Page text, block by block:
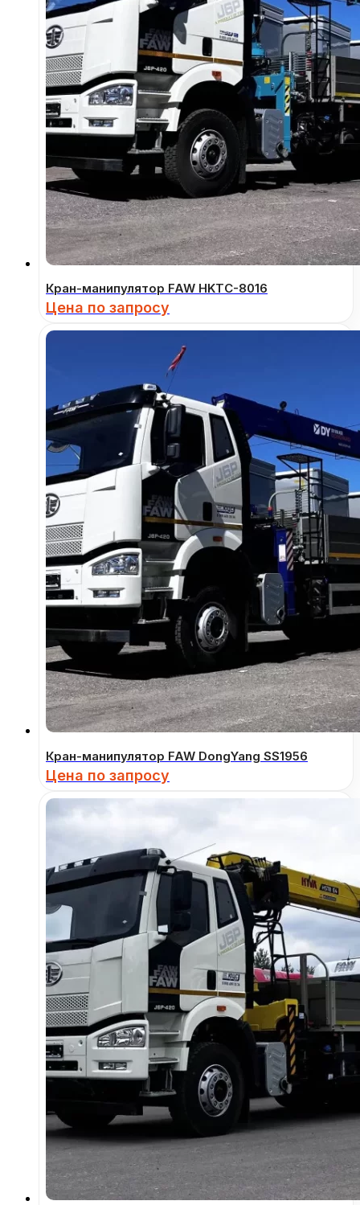
Кран-манипулятор FAW HKTC-8016
Цена по запросу
Кран-манипулятор FAW DongYang SS1956
Цена по запросу